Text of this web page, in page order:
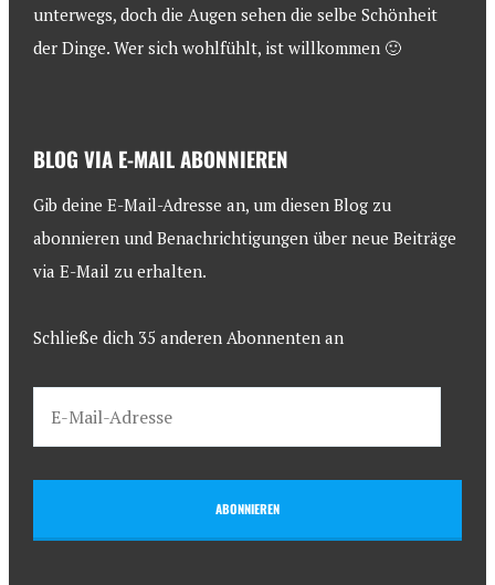
unterwegs, doch die Augen sehen die selbe Schönheit
der Dinge. Wer sich wohlfühlt, ist willkommen 🙂
BLOG VIA E-MAIL ABONNIEREN
Gib deine E-Mail-Adresse an, um diesen Blog zu
abonnieren und Benachrichtigungen über neue Beiträge
via E-Mail zu erhalten.
Schließe dich 35 anderen Abonnenten an
ABONNIEREN